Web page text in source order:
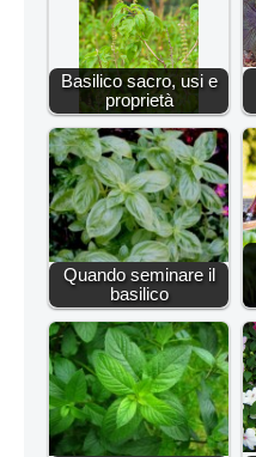
Basilico sacro, usi e
proprietà
Quando seminare il
basilico